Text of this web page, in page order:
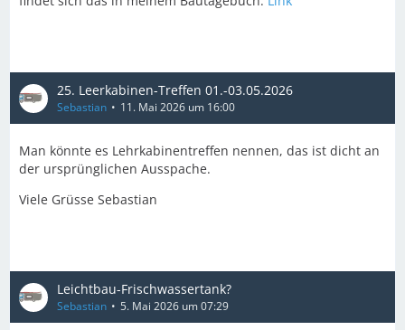
25. Leerkabinen-Treffen 01.-03.05.2026
Sebastian 11. Mai 2026 um 16:00
Man könnte es Lehrkabinentreffen nennen, das ist dicht an
der ursprünglichen Ausspache.
Viele Grüsse Sebastian
Leichtbau-Frischwassertank?
Sebastian 5. Mai 2026 um 07:29